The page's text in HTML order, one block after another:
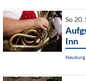
So
Inn
Neuburg